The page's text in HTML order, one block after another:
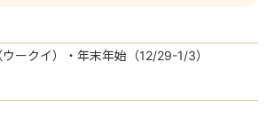
ークイ）・年末年始（12/29-1/3）